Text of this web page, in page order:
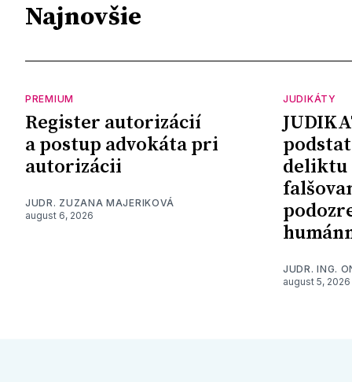
Najnovšie
PREMIUM
Register autorizácií
a postup advokáta pri
autorizácii
JUDR. ZUZANA MAJERIKOVÁ
august 6, 2026
JUDIKÁTY
deliktu
JUDR. ING.
august 5, 2026